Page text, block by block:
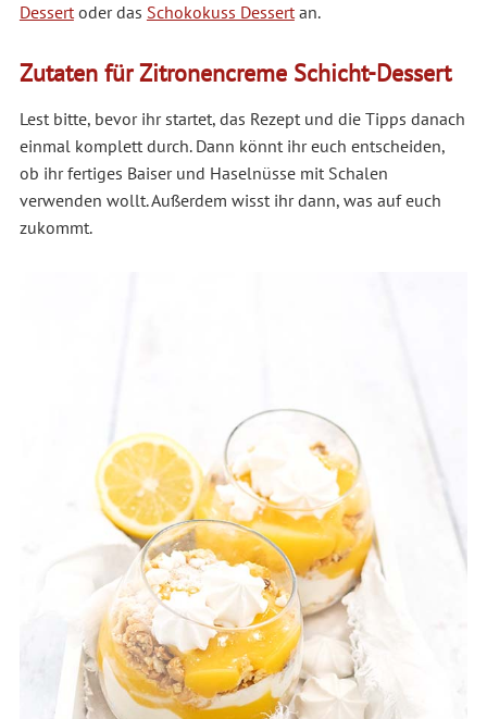
Dessertoder das Schokokuss Dessertan.
Zutaten für Zitronencreme Schicht-Dessert
Lest bitte, bevor ihr startet, das Rezept und die Tipps danach
einmal komplett durch. Dann könnt ihr euch entscheiden,
ob ihr fertiges Baiser und Haselnüsse mit Schalen
verwenden wollt. Außerdem wisst ihr dann, was auf euch
zukommt.